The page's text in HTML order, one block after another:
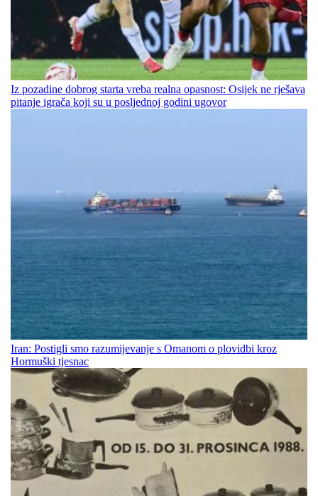
Iz pozadine dobrog starta vreba realna opasnost: Osijek ne rješava
pitanje igrača koji su u posljednoj godini ugovor
Iran: Postigli smo razumijevanje s Omanom o plovidbi kroz
Hormuški tjesnac